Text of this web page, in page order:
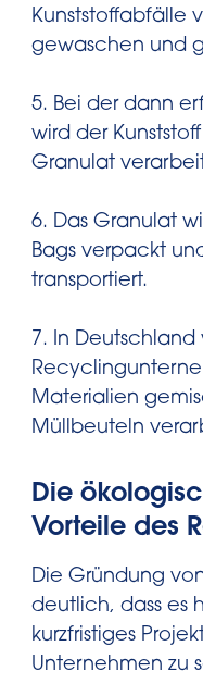
Kunststoffabfälle
gewaschen und
5. Bei der dann
wird der
Granulat
6. Das Granulat
Bags verpackt
transportiert.
7. In Deutschland
Materialien
Müllbeuteln
Die
Vorteile des
Die Gründung
deutlich, dass es
kurzfristiges
Unternehmen zu